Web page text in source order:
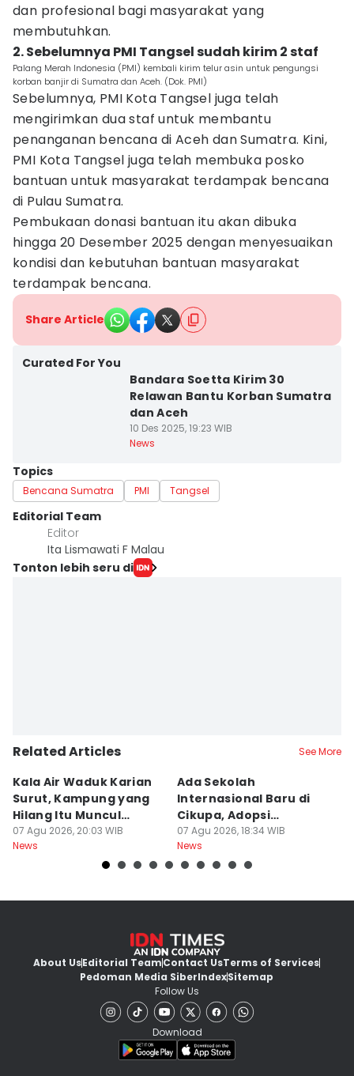
dan profesional bagi masyarakat yang
membutuhkan.
2. Sebelumnya PMI Tangsel sudah kirim 2 staf
Palang Merah Indonesia (PMI) kembali kirim telur asin untuk pengungsi
korban banjir di Sumatra dan Aceh. (Dok. PMI)
Sebelumnya, PMI Kota Tangsel juga telah
mengirimkan dua staf untuk membantu
penanganan bencana di Aceh dan Sumatra. Kini,
PMI Kota Tangsel juga telah membuka posko
bantuan untuk masyarakat terdampak bencana
di Pulau Sumatra.
Pembukaan donasi bantuan itu akan dibuka
hingga 20 Desember 2025 dengan menyesuaikan
kondisi dan kebutuhan bantuan masyarakat
terdampak bencana.
Share Article
Curated For You
Bandara Soetta Kirim 30
Relawan Bantu Korban Sumatra
dan Aceh
10 Des 2025, 19:23 WIB
News
Topics
Bencana Sumatra PMI Tangsel
Editorial Team
Editor
Ita Lismawati F Malau
Tonton lebih seru di
Related Articles See More
Kala Air Waduk Karian
Surut, Kampung yang
Hilang Itu Muncul
Kembali
07 Agu 2026, 20:03 WIB
News
Ada Sekolah
Internasional Baru di
Cikupa, Adopsi
Kurikulum Singapura
07 Agu 2026, 18:34 WIB
News
About UsEditorial TeamContact UsTerms of Services
Pedoman Media SiberIndexSitemap
Follow Us
Download